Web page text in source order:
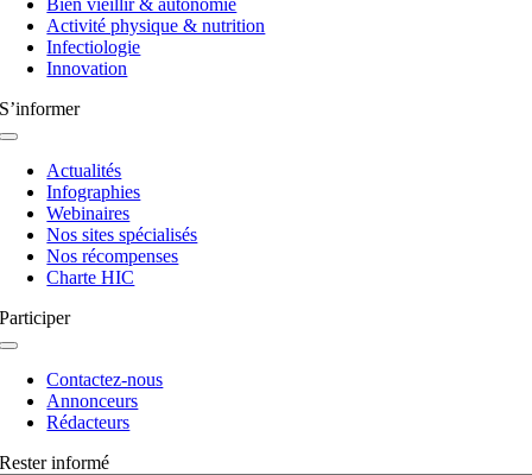
Bien vieillir & autonomie
Activité physique & nutrition
Infectiologie
Innovation
S’informer
Navigation
basculeActualités
Infographies
Webinaires
Nos sites spécialisés
Nos récompenses
Charte HIC
Participer
Navigation
basculeContactez-nous
Annonceurs
Rédacteurs
Rester informé